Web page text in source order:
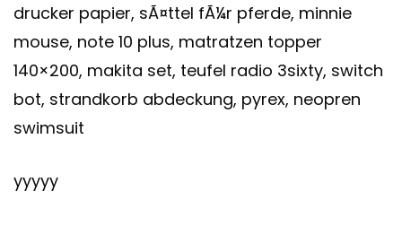
drucker papier, sÃ¤ttel fÃ¼r pferde, minnie
mouse, note 10 plus, matratzen topper
140×200, makita set, teufel radio 3sixty, switch
bot, strandkorb abdeckung, pyrex, neopren
swimsuit
yyyyy